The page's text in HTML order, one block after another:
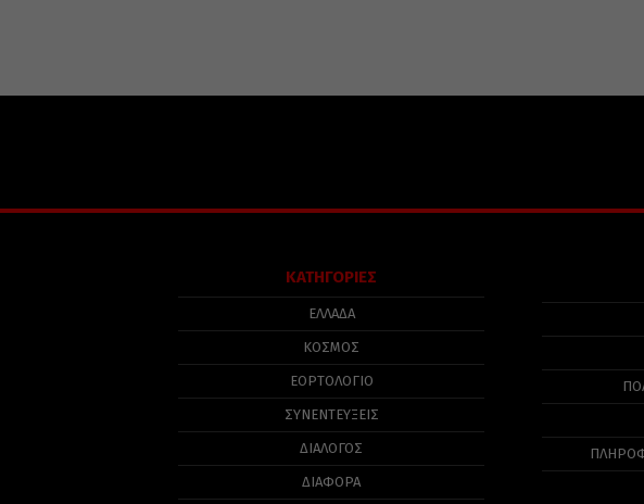
ΚΑΤΗΓΟΡΙΕΣ
ΕΛΛΑΔΑ
ΚΟΣΜΟΣ
ΕΟΡΤΟΛΟΓΙΟ
ΣΥΝΕΝΤΕΥΞΕΙΣ
ΔΙΑΛΟΓΟΣ
ΔΙΑΦΟΡΑ